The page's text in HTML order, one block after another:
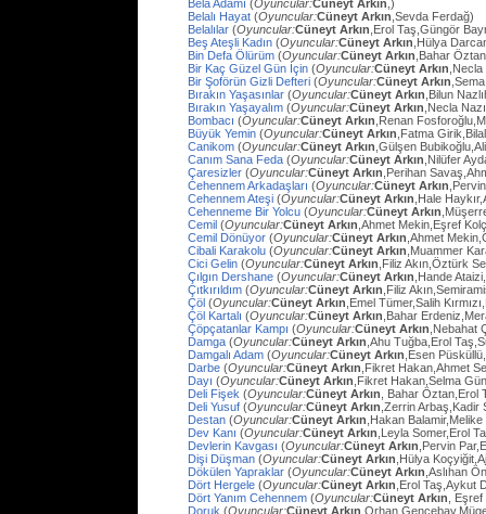
Bela Adamı (Oyuncular:Cüneyt Arkın ,)
Belalı Hayat (Oyuncular:Cüneyt Arkın ,Sevda Ferdağ)
Belalılar (Oyuncular:Cüneyt Arkın ,Erol Taş,Güngör
Beş Ateşli Kadın (Oyuncular:Cüneyt Arkın ,Hülya
Bin Defa Ölürüm (Oyuncular:Cüneyt Arkın ,Bahar
Bir Kaç Güzel Gün İçin (Oyuncular:Cüneyt Arkın
Bir Şoförün Gizli Defteri (Oyuncular:Cüneyt Arkın
Bırakın Yaşasınlar (Oyuncular:Cüneyt Arkın ,Bilun
Bırakın Yaşayalım (Oyuncular:Cüneyt Arkın ,Necla
Bombacı (Oyuncular:Cüneyt Arkın ,Renan
Büyük Yemin (Oyuncular:Cüneyt Arkın ,Fatma
Canikom (Oyuncular:Cüneyt Arkın ,Gülşen
Canım Sana Feda (Oyuncular:Cüneyt Arkın ,Nilüfer
Çaresizler (Oyuncular:Cüneyt Arkın ,Perihan
Cehennem Arkadaşları (Oyuncular:Cüneyt Arkın
Cehennem Ateşi (Oyuncular:Cüneyt Arkın ,Hale
Cehenneme Bir Yolcu (Oyuncular:Cüneyt Arkın
Cemil (Oyuncular:Cüneyt Arkın ,Ahmet Mekin,Eşref
Cemil Dönüyor (Oyuncular:Cüneyt Arkın ,Ahmet
Cibali Karakolu (Oyuncular:Cüneyt Arkın ,Muammer
Cici Gelin (Oyuncular:Cüneyt Arkın ,Filiz Akın,Öztürk
Çılgın Dershane (Oyuncular:Cüneyt Arkın ,Hande
Çıtkırıldım (Oyuncular:Cüneyt Arkın ,Filiz
Çöl (Oyuncular:Cüneyt Arkın ,Emel Tümer,Salih
Çöl Kartalı (Oyuncular:Cüneyt Arkın ,Bahar
Çöpçatanlar Kampı (Oyuncular:Cüneyt Arkın ,Nebahat
Damga (Oyuncular:Cüneyt Arkın ,Ahu Tuğba,Erol
Damgalı Adam (Oyuncular:Cüneyt Arkın ,Esen
Darbe (Oyuncular:Cüneyt Arkın ,Fikret Hakan,Ahmet
Dayı (Oyuncular:Cüneyt Arkın ,Fikret Hakan,Selma
Deli Fişek (Oyuncular:Cüneyt Arkın , Bahar Öztan,Erol
Deli Yusuf (Oyuncular:Cüneyt Arkın ,Zerrin Arbaş,Kadir
Destan (Oyuncular:Cüneyt Arkın ,Hakan
Dev Kanı (Oyuncular:Cüneyt Arkın ,Leyla Somer,Erol
Devlerin Kavgası (Oyuncular:Cüneyt Arkın ,Pervin
Dişi Düşman (Oyuncular:Cüneyt Arkın ,Hülya
Dökülen Yapraklar (Oyuncular:Cüneyt Arkın ,Aslıhan
Dört Hergele (Oyuncular:Cüneyt Arkın ,Erol Taş,Aykut
Dört Yanım Cehennem (Oyuncular:Cüneyt Arkın ,
Doruk (Oyuncular:Cüneyt Arkın ,Orhan